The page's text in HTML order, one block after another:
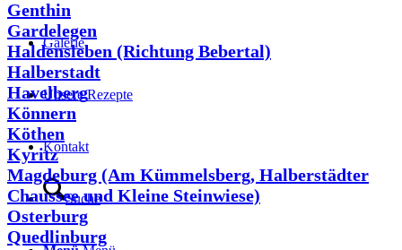
Galerie
Unsere Rezepte
Kontakt
Suche
Genthin
Gardelegen
Haldensleben (Richtung Bebertal)
Halberstadt
Havelberg
Könnern
Köthen
Kyritz
Magdeburg (Am Kümmelsberg, Halberstädter
Chaussee und Kleine Steinwiese)
Osterburg
Quedlinburg